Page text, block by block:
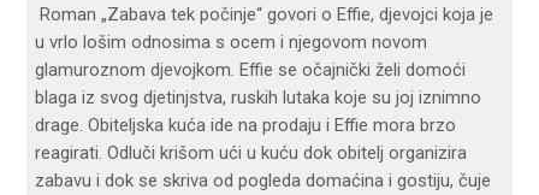
Roman „Zabava tek počinje“ govori o Effie, djevojci koja je
u vrlo lošim odnosima s ocem i njegovom novom
glamuroznom djevojkom. Effie se očajnički želi domoći
blaga iz svog djetinjstva, ruskih lutaka koje su joj iznimno
drage. Obiteljska kuća ide na prodaju i Effie mora brzo
reagirati. Odluči krišom ući u kuću dok obitelj organizira
zabavu i dok se skriva od pogleda domaćina i gostiju, čuje